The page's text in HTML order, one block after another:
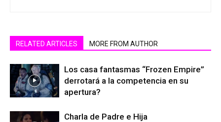
RELATED ARTICLES MORE FROM AUTHOR
Los casa fantasmas “Frozen Empire”
derrotará a la competencia en su
apertura?
Charla de Padre e Hija